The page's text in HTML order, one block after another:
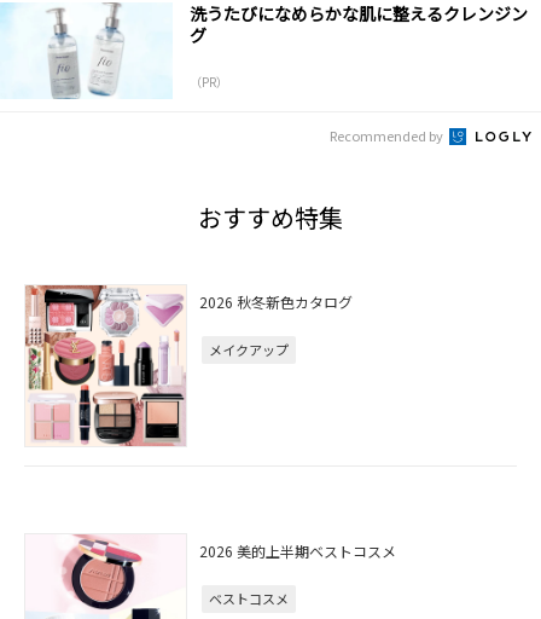
洗うたびになめらかな肌に整えるクレンジン
グ
（PR）
Recommended by
おすすめ特集
2026 秋冬新色カタログ
メイクアップ
2026 美的上半期ベストコスメ
ベストコスメ